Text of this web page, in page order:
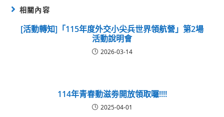
相關內容
[活動轉知]「115年度外交小尖兵世界領航營」第2場
活動說明會
2026-03-14
114年青春動滋劵開放領取囉!!!!
2025-04-01